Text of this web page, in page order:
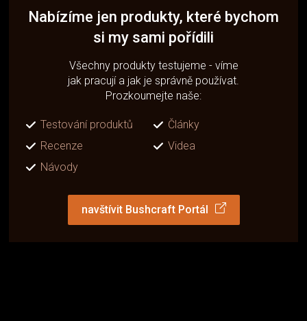
Nabízíme jen produkty, které bychom
si my sami pořídili
Všechny produkty testujeme - víme
jak pracují a jak je správně používat.
Prozkoumejte naše:
Testování produktů
Články
Recenze
Videa
Návody
navštívit Bushcraft Portál